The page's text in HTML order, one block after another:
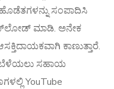
ಸಂಪಾದಿಸಿ
ಮಾಡಿ. ಅನೇಕ
ಕಾಣುತ್ತಾರೆ.
ಬೆಳೆಯಲು ಸಹಾಯ
YouTube